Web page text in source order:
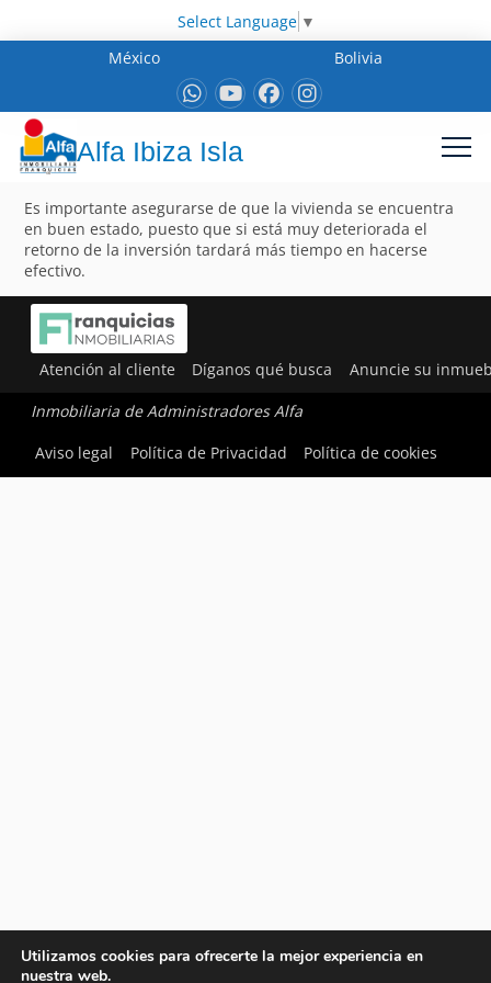
Select Language ▼
México
Bolivia
Alfa Ibiza Isla
Es importante asegurarse de que la vivienda se encuentra
en buen estado, puesto que si está muy deteriorada el
retorno de la inversión tardará más tiempo en hacerse
efectivo.
Atención al cliente Díganos qué busca Anuncie su
Inmobiliaria de Administradores Alfa
Aviso legal
Política de Privacidad Política de cookies
Utilizamos cookies para ofrecerte la mejor experiencia en
nuestra web.